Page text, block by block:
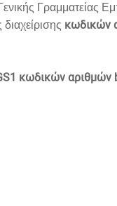
Γραμματείας
κωδικών
κωδικών αριθμών